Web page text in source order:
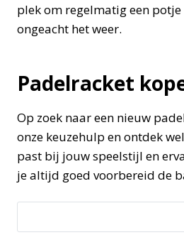
plek om regelmatig een
ongeacht het weer.
Padelracket
Op zoek naar een nieuw
onze keuzehulp en ontdek
past bij jouw speelstijl en
je altijd goed voorbereid de